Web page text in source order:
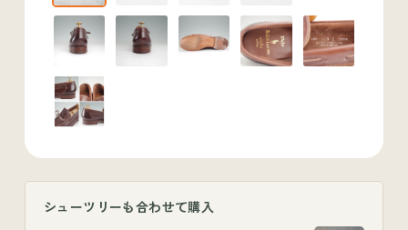
シューツリーも合わせて購入